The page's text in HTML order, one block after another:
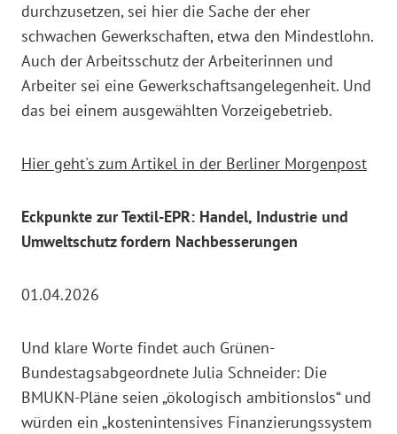
durchzusetzen, sei hier die Sache der eher
schwachen Gewerkschaften, etwa den Mindestlohn.
Auch der Arbeitsschutz der Arbeiterinnen und
Arbeiter sei eine Gewerkschaftsangelegenheit. Und
das bei einem ausgewählten Vorzeigebetrieb.
Hier geht's zum Artikel in der Berliner Morgenpost
Eckpunkte zur Textil-EPR: Handel, Industrie und
Umweltschutz fordern Nachbesserungen
01.04.2026
Und klare Worte findet auch Grünen-
Bundestagsabgeordnete Julia Schneider: Die
BMUKN-Pläne seien „ökologisch ambitionslos“ und
würden ein „kostenintensives Finanzierungssystem